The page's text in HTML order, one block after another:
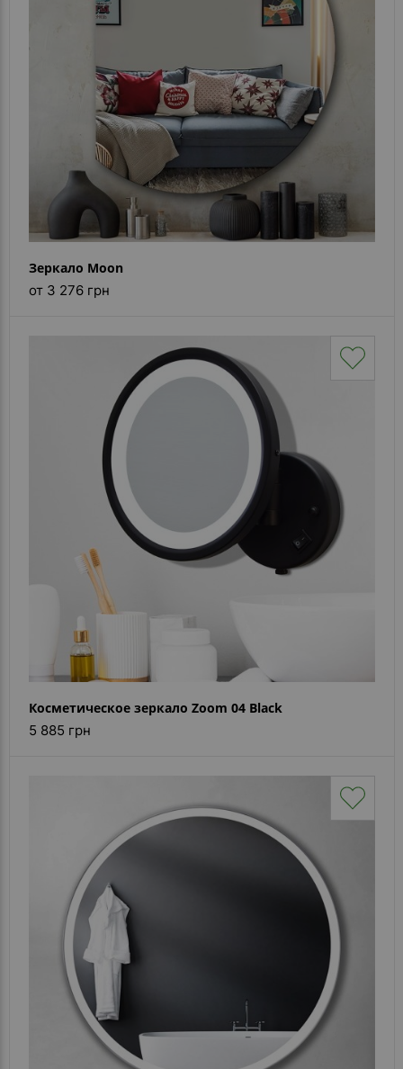
Зеркало Moon
от 3 276 грн
Косметическое зеркало Zoom 04 Black
5 885 грн